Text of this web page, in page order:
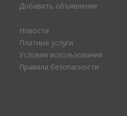
Добавить объявление
Новости
Платные услуги
Условия использования
Правила безопасности